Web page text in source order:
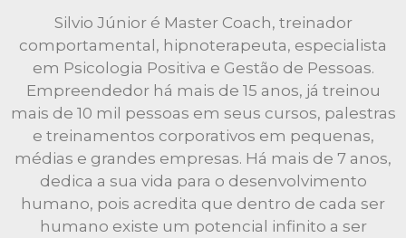
Silvio Júnior é Master Coach, treinador
comportamental, hipnoterapeuta, especialista
em Psicologia Positiva e Gestão de Pessoas.
Empreendedor há mais de 15 anos, já treinou
mais de 10 mil pessoas em seus cursos, palestras
e treinamentos corporativos em pequenas,
médias e grandes empresas. Há mais de 7 anos,
dedica a sua vida para o desenvolvimento
humano, pois acredita que dentro de cada ser
humano existe um potencial infinito a ser